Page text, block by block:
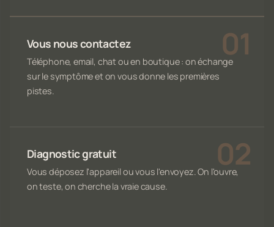
Vous nous contactez
Téléphone, email, chat ou en boutique : on échange
sur le symptôme et on vous donne les premières
pistes.
Diagnostic gratuit
Vous déposez l'appareil ou vous l'envoyez. On l'ouvre,
on teste, on cherche la vraie cause.